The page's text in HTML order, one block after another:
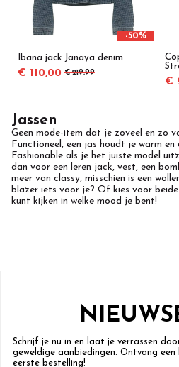
-50%
Ibana jack Janaya denim
€ 110,00 € 219,99
€
Jassen
Geen mode-item dat je zoveel en zo
Functioneel, een jas houdt je warm
Fashionable als je het juiste model
dan voor een leren jack, vest, een
meer van classy, misschien is een
blazer iets voor je? Of kies voor
kunt kijken in welke mood je bent!
Schrijf je nu in en laat je verrassen
geweldige aanbiedingen. Ontvang
eerste bestelling!